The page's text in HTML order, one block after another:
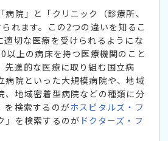
院」と「クリニック（診療所、
れます。この2つの違いを知るこ
適切な医療を受けられるようにな
以上の病床を持つ医療機関のこと
先進的な医療に取り組む国立病
病院といった大規模病院や、地域
、地域密着型病院などの種類に分
を検索するのがホスピタルズ・フ
」を検索するのが ドクターズ・フ